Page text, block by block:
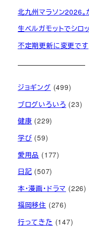
北九州マラソン2026
生ベルガモットでシロ
不定期更新に変更です
ジョギング (499)
ブログいろいろ (23)
健康 (229)
学び (59)
愛用品 (177)
日記 (507)
本・漫画・ドラマ (226)
福岡移住 (276)
行ってきた (147)